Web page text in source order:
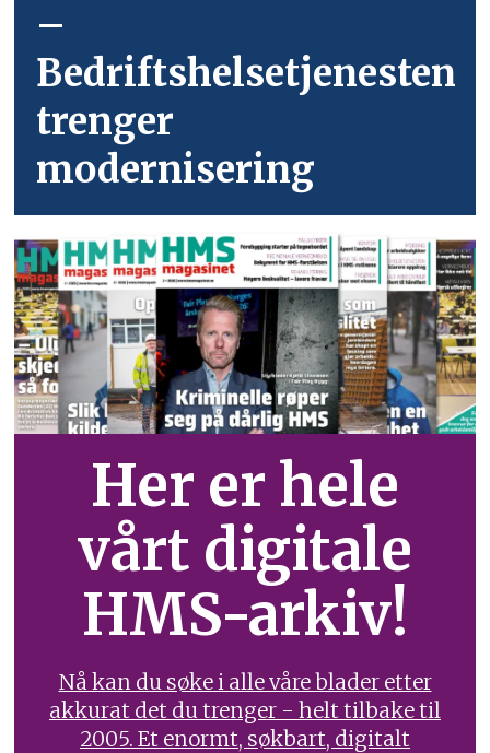
–
Bedriftshelsetjenesten
trenger
modernisering
Her er hele
vårt digitale
HMS-arkiv!
Nå kan du søke i alle våre blader etter
akkurat det du trenger - helt tilbake til
2005. Et enormt, søkbart, digitalt